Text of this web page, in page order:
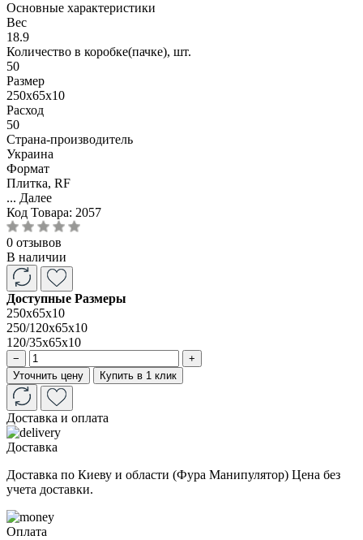
Основные характеристики
Вес
18.9
Количество в коробке(пачке), шт.
50
Размер
250x65x10
Расход
50
Страна-производитель
Украина
Формат
Плитка, RF
... Далее
Код Товара: 2057
0 отзывов
В наличии
Доступные Размеры
250x65x10
250/120x65x10
120/35x65x10
−
+
Уточнить цену
Купить в 1 клик
Доставка и оплата
Доставка
Доставка по Киеву и области (Фура Манипулятор) Цена без
учета доставки.
Оплата